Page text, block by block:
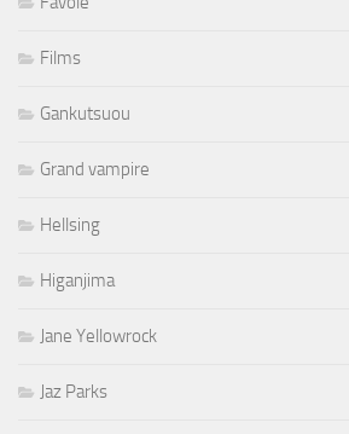
Films
Gankutsuou
Grand vampire
Hellsing
Higanjima
Jane Yellowrock
Jaz Parks